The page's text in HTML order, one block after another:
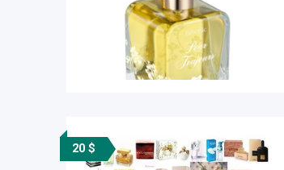
20 $